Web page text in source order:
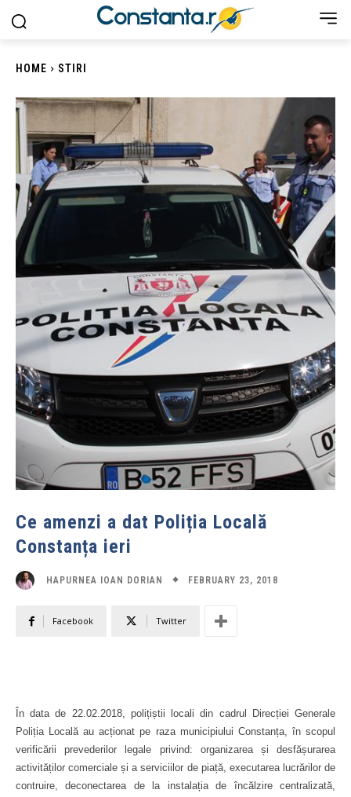
HOME STIRI
Ce amenzi a dat Poliția Locală
Constanța ieri
HAPURNEA IOAN DORIAN FEBRUARY 23, 2018
Facebook Twitter
În data de 22.02.2018, polițiștii locali din cadrul Direcției Generale
Poliția Locală au acționat pe raza municipiului Constanța, în scopul
verificării prevederilor legale privind: organizarea și desfășurarea
activităților comerciale și a serviciilor de piață, executarea lucrărilor de
contruire, deconectarea de la instalația de încălzire centralizată,